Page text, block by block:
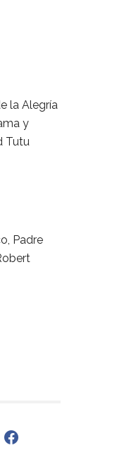
la Alegría
y
Tutu
Padre
facebook